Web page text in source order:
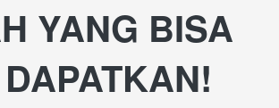
YANG BISA